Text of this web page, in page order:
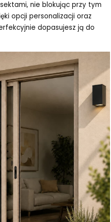
nie blokując przy tym
opcji personalizacji oraz
dopasujesz ją do